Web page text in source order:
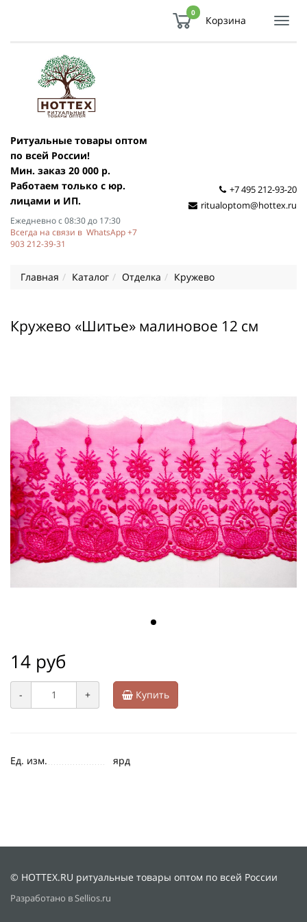
0
Корзина
Ритуальные товары оптом
по всей России!
Мин. заказ 20 000 р.
Работаем только с юр.
лицами и ИП.
Ежедневно с 08:30 до 17:30
Всегда на связи в WhatsApp +7
903 212-39-31
+7 495 212-93-20
ritualoptom@hottex.ru
Главная Каталог Отделка Кружево
Кружево «Шитье» малиновое 12 см
14 руб
- + Купить
Ед. изм. ярд
© HOTTEX.RU ритуальные товары оптом по всей России
Разработано в Sellios.ru